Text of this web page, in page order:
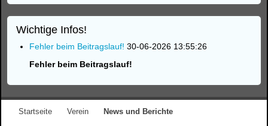
Wichtige Infos!
Fehler beim Beitragslauf! 30-06-2026 13:55:26
Fehler beim Beitragslauf!
Startseite Verein News und Berichte